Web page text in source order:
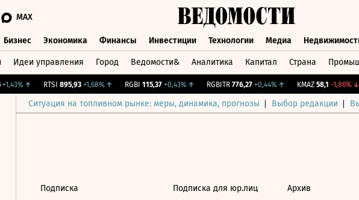
MAX
Бизнес Экономика Финансы Инвестиции Технологии Медиа
Идеи управления Город Ведомости& Аналитика Капитал Страна
↑ RTSI 895,93 +1,68%↑ RGBI 115,37 +0,43%↑ RGBITR 776,27 +0,44%↑ KMAZ 58,1 -1,86%↓
Ситуация на топливном рынке: меры, динамика, прогнозы Выбор редакции
Подписка Подписка для юр.лиц Архив